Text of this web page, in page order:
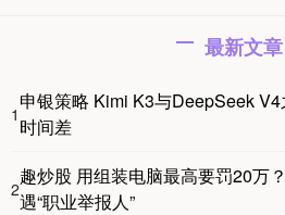
最新文章
1
申银策略 Kimi K3与DeepSeek
时间差
2
趣炒股 用组装电脑最高要罚20万
遇“职业举报人”